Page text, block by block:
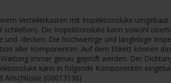
Verteilerkasten mit Inspektionsluke
Die Inspektionsluke kann sowohl
und -decken. Die hochwertige und langlebige
aller Komponenten. Auf dem Etikett können
immer genau geprüft werden. Der
kann in folgende Komponenten
Anschlüsse (G0013136)